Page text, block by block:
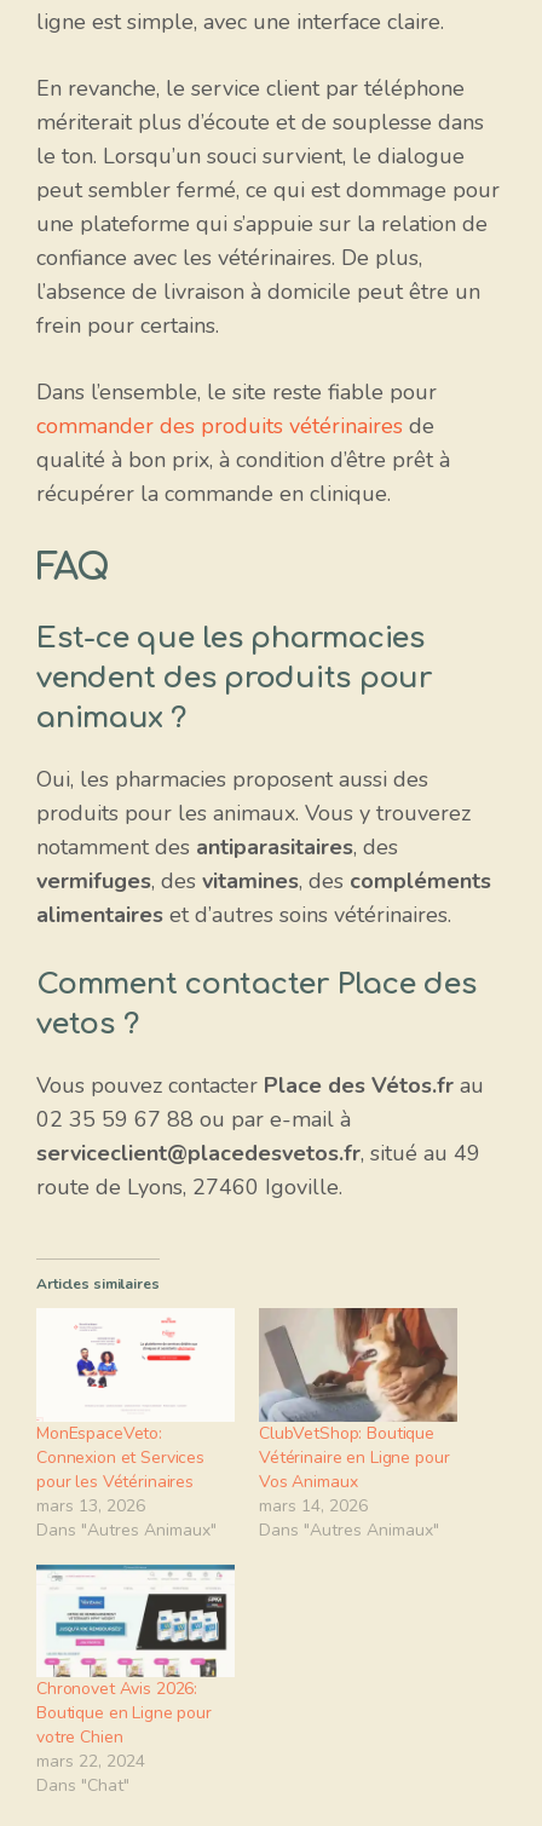
ligne est simple, avec une interface claire.
En revanche, le service client par téléphone
mériterait plus d’écoute et de souplesse dans
le ton. Lorsqu’un souci survient, le dialogue
peut sembler fermé, ce qui est dommage pour
une plateforme qui s’appuie sur la relation de
confiance avec les vétérinaires. De plus,
l’absence de livraison à domicile peut être un
frein pour certains.
Dans l’ensemble, le site reste fiable pour
commander des produits vétérinaires de
qualité à bon prix, à condition d’être prêt à
récupérer la commande en clinique.
FAQ
Est-ce que les pharmacies
vendent des produits pour
animaux ?
Oui, les pharmacies proposent aussi des
produits pour les animaux. Vous y trouverez
notamment des antiparasitaires, des
vermifuges, des vitamines, des compléments
alimentaires et d’autres soins vétérinaires.
Comment contacter Place des
vetos ?
Vous pouvez contacter Place des Vétos.fr au
02 35 59 67 88 ou par e-mail à
serviceclient@placedesvetos.fr, situé au 49
route de Lyons, 27460 Igoville.
Articles similaires
MonEspaceVeto:
Connexion et Services
pour les Vétérinaires
mars 13, 2026
Dans "Autres Animaux"
ClubVetShop: Boutique
Vétérinaire en Ligne pour
Vos Animaux
mars 14, 2026
Dans "Autres Animaux"
Chronovet Avis 2026:
Boutique en Ligne pour
votre Chien
mars 22, 2024
Dans "Chat"